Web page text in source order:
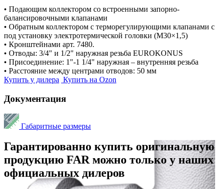
• Подающим коллектором со встроенными запорно-
балансировочными клапанами
• Обратным коллектором с терморегулирующими клапанами с
под установку электротермической головки (М30×1,5)
• Кронштейнами арт. 7480.
• Отводы: 3/4" и 1/2" наружная резьба EUROKONUS
• Присоединение: 1"-1 1/4" наружная – внутренняя резьба
• Расстояние между центрами отводов: 50 мм
Купить у дилера Купить на Ozon
Документация
Габаритные размеры
Гарантированно купить оригинальную
продукцию FAR можно только у наших
официальных дилеров